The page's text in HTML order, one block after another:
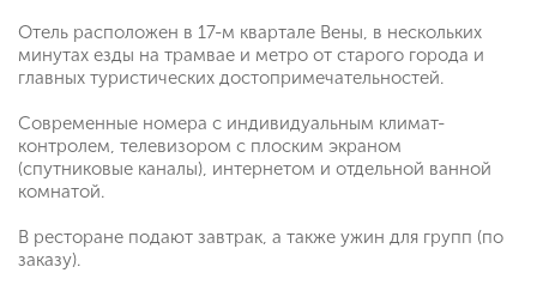
Отель расположен в 17-м квартале Вены, в нескольких
минутах езды на трамвае и метро от старого города и
главных туристических достопримечательностей.
Современные номера с индивидуальным климат-
контролем, телевизором с плоским экраном
(спутниковые каналы), интернетом и отдельной ванной
комнатой.
В ресторане подают завтрак, а также ужин для групп (по
заказу).